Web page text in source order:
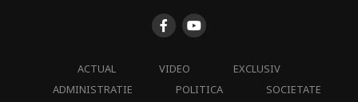
ACTUAL VIDEO
EXCLUSIV
ADMINISTRATIE
POLITICA
SOCIETATE